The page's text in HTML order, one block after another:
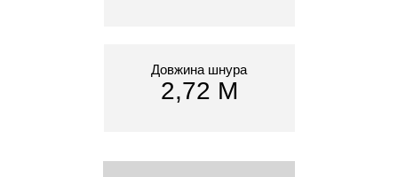
Довжина шнура
2,72 М